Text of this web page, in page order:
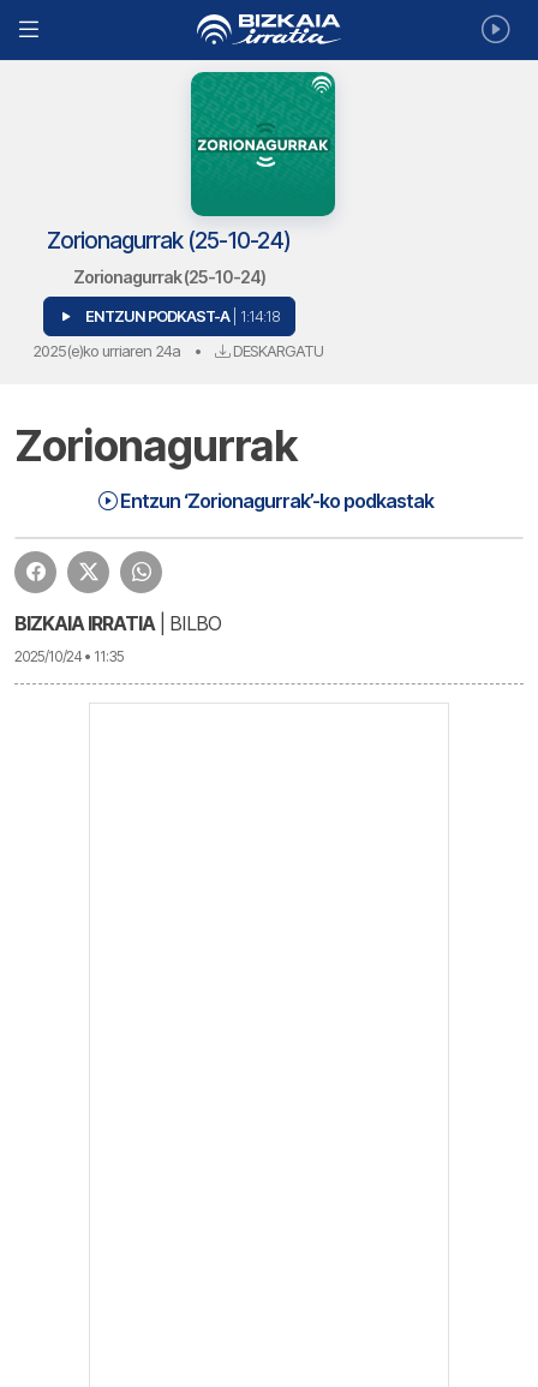
Zorionagurrak (25-10-24)
Zorionagurrak (25-10-24)
ENTZUN PODKAST-A | 1:14:18
2025(e)ko urriaren 24a • DESKARGATU
Zorionagurrak
Entzun ‘Zorionagurrak’-ko podkastak
1:14:18 Zorionagurrak (25-10-24) | Zorionagurrak
BIZKAIA IRRATIA| BILBO
2025/10/24 • 11:35